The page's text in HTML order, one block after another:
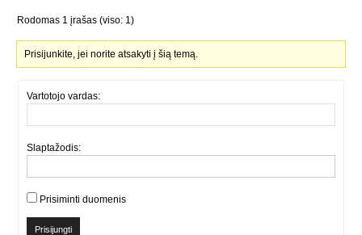
Rodomas 1 įrašas (viso: 1)
Prisijunkite, jei norite atsakyti į šią temą.
Vartotojo vardas:
Slaptažodis:
Prisiminti duomenis
Prisijungti